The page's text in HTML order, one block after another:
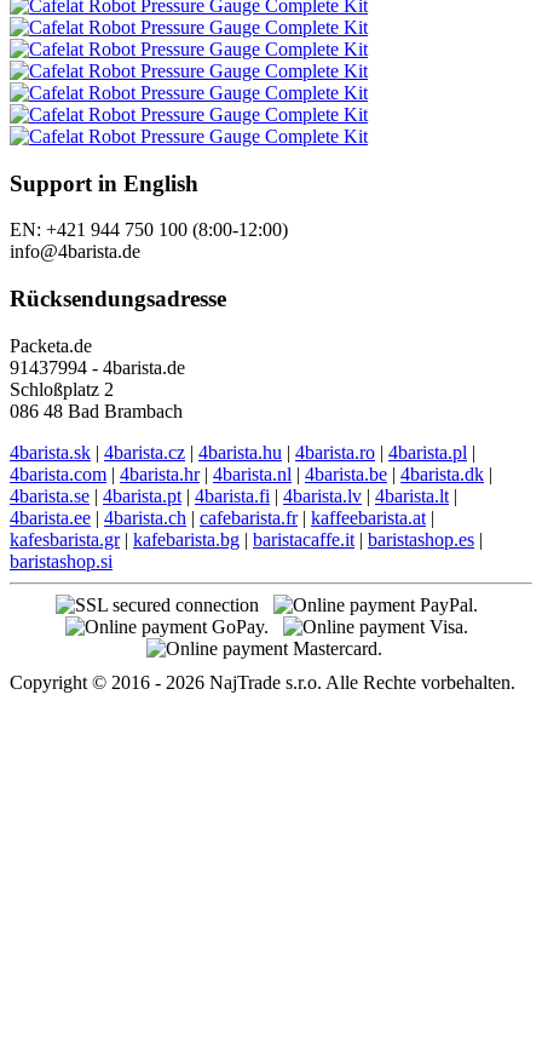
Support in English
EN: +421 944 750 100 (8:00-12:00)
info@4barista.de
Rücksendungsadresse
Packeta.de
91437994 - 4barista.de
Schloßplatz 2
086 48 Bad Brambach
4barista.sk | 4barista.cz | 4barista.hu | 4barista.ro | 4barista.pl |
4barista.com | 4barista.hr| 4barista.nl | 4barista.be | 4barista.dk |
4barista.se | 4barista.pt | 4barista.fi | 4barista.lv | 4barista.lt |
4barista.ee | 4barista.ch | cafebarista.fr| kaffeebarista.at |
kafesbarista.gr| kafebarista.bg | baristacaffe.it | baristashop.es |
baristashop.si
Copyright © 2016 - 2026 NajTrade s.r.o. Alle Rechte vorbehalten.